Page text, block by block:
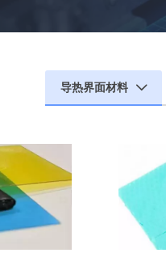
导热界面材料 